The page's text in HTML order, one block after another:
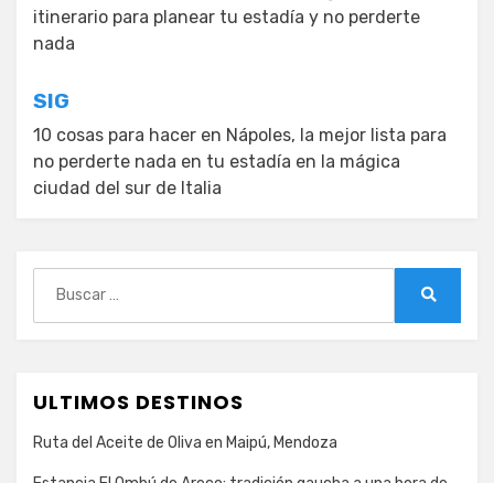
entradas
itinerario para planear tu estadía y no perderte
nada
SIG
10 cosas para hacer en Nápoles, la mejor lista para
no perderte nada en tu estadía en la mágica
ciudad del sur de Italia
ULTIMOS DESTINOS
Ruta del Aceite de Oliva en Maipú, Mendoza